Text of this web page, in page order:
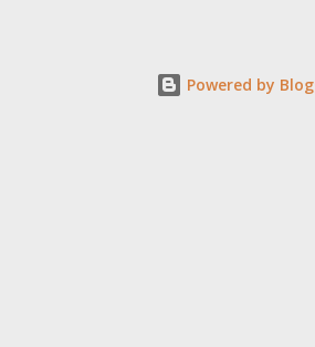
Alice Pedroletti, Ilaria Magliocchetti
Powered by